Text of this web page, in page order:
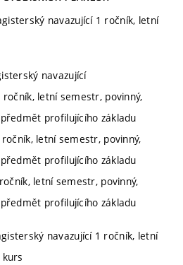
navazující 1 ročník, letní
navazující
ročník, letní semestr, povinný,
profilujícího základu
ročník, letní semestr, povinný,
profilujícího základu
letní semestr, povinný,
profilujícího základu
navazující 1 ročník, letní